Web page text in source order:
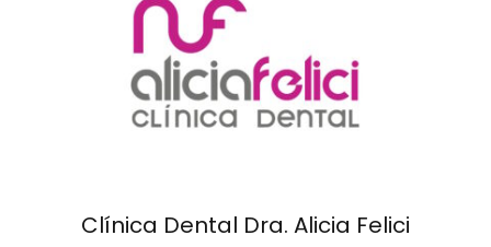
Clínica Dental Dra. Alicia Felici